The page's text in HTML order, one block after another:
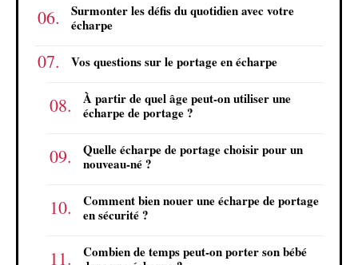
Surmonter les défis du quotidien avec votre
écharpe
Vos questions sur le portage en écharpe
À partir de quel âge peut-on utiliser une
écharpe de portage ?
Quelle écharpe de portage choisir pour un
nouveau-né ?
Comment bien nouer une écharpe de portage
en sécurité ?
Combien de temps peut-on porter son bébé